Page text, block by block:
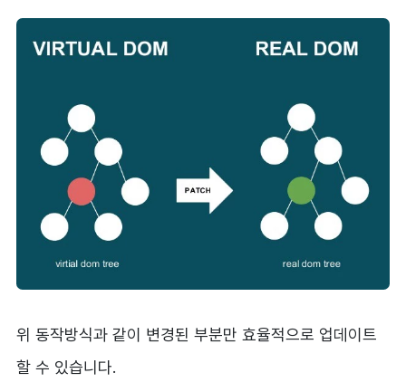
위 동작방식과 같이 변경된 부분만 효율적으로 업데이트
할 수 있습니다.